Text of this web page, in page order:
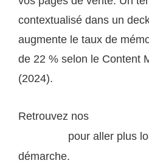
contextualisé dans un
augmente le taux de
de 22 % selon le Content
(2024).
Retrouvez nos
pour aller plus
démarche.